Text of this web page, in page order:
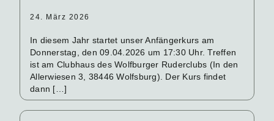
24. März 2026
In diesem Jahr startet unser Anfängerkurs am
Donnerstag, den 09.04.2026 um 17:30 Uhr. Treffen
ist am Clubhaus des Wolfburger Ruderclubs (In den
Allerwiesen 3, 38446 Wolfsburg). Der Kurs findet
dann […]